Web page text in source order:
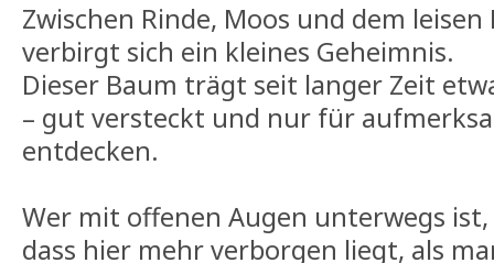
Zwischen Rinde, Moos und dem
verbirgt sich ein kleines Geheimnis.
Dieser Baum trägt seit langer Zeit
– gut versteckt und nur für
entdecken.
Wer mit offenen Augen unterwegs
dass hier mehr verborgen liegt, als